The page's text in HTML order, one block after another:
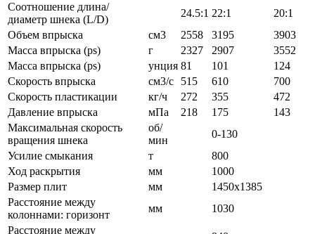
Соотношение длина/
диаметр шнека (L/D)
24.5:1 22:1
20:1
Объем впрыска
см3 2558 3195
3903
Масса впрыска (ps)
г 2327 2907
3552
Масса впрыска (ps)
унция 81 101
124
Скорость впрыска
см3/с 515 610
700
Скорость пластикации
кг/ч 272 355
472
Давление впрыска
мПа 218 175
143
Максимальная скорость
вращения шнека
об/
мин
0-130
Усилие смыкания
т
800
Ход раскрытия
мм
1000
Размер плит
мм
1450x1385
Расстояние между
колоннами: горизонт
мм
1030
Расстояние между